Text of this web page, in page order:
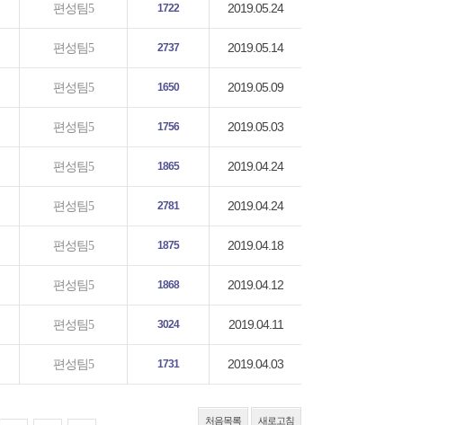
편성팀5 1722 2019.05.24
편성팀5 2737 2019.05.14
편성팀5 1650 2019.05.09
편성팀5 1756 2019.05.03
편성팀5 1865 2019.04.24
편성팀5 2781 2019.04.24
편성팀5 1875 2019.04.18
편성팀5 1868 2019.04.12
편성팀5 3024 2019.04.11
편성팀5 1731 2019.04.03
처음목록 새로고침